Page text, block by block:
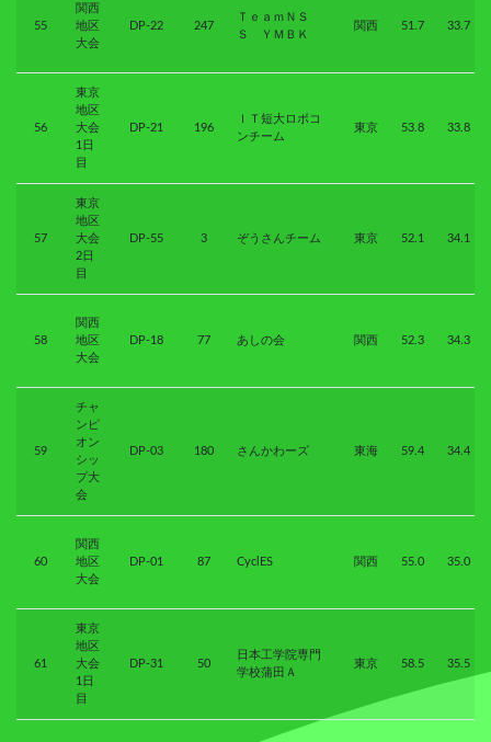
55
関西
地区
大会
DP-22 247
ＴｅａｍＮＳ
Ｓ ＹＭＢＫ
関西 51.7 33.7
56
東京
地区
大会
1日
目
DP-21 196
ＩＴ短大ロボコ
ンチーム
東京 53.8 33.8
57
東京
地区
大会
2日
目
DP-55 3 ぞうさんチーム 東京 52.1 34.1
58
関西
地区
大会
DP-18 77 あしの会 関西 52.3 34.3
59
チャ
ンピ
オン
シッ
プ大
会
DP-03 180 さんかわーズ 東海 59.4 34.4
60
関西
地区
大会
DP-01 87 CyclES 関西 55.0 35.0
61
東京
地区
大会
1日
目
DP-31 50
日本工学院専門
学校蒲田Ａ
東京 58.5 35.5